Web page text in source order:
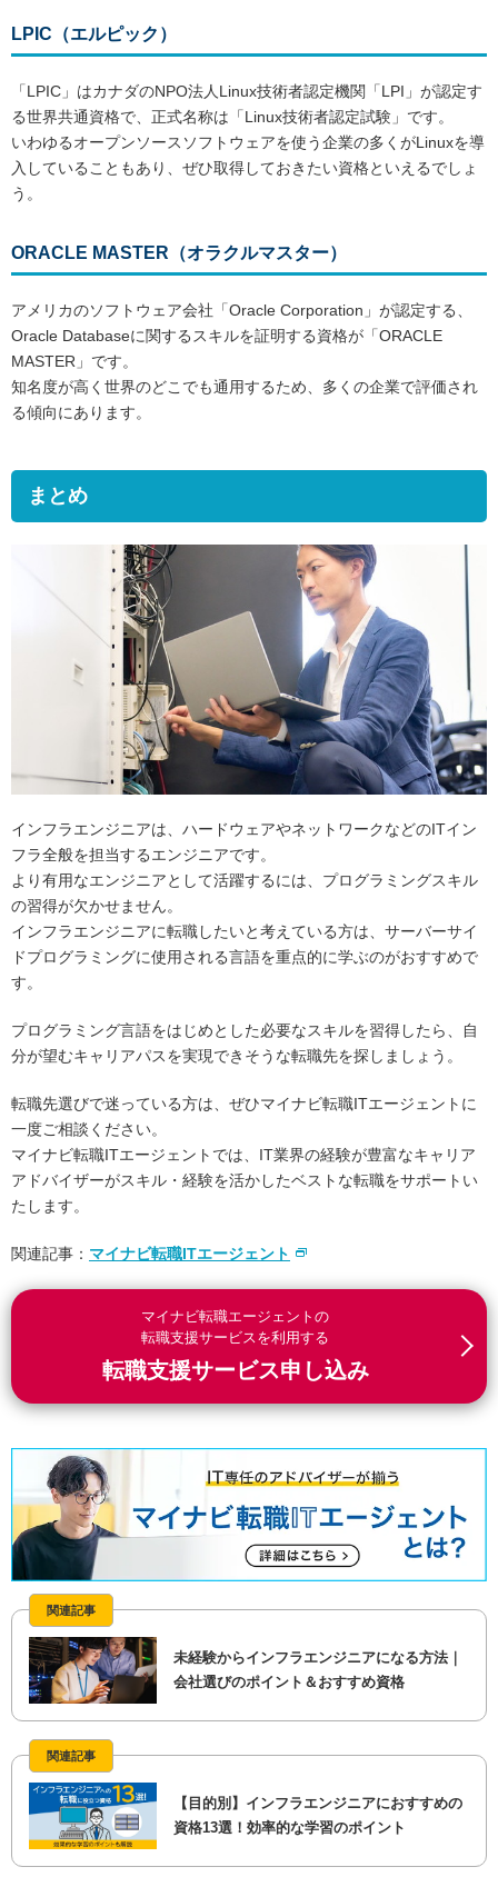
LPIC（エルピック）
「LPIC」はカナダのNPO法人Linux技術者認定機関「LPI」が認定す
る世界共通資格で、正式名称は「Linux技術者認定試験」です。
いわゆるオープンソースソフトウェアを使う企業の多くがLinuxを導
入していることもあり、ぜひ取得しておきたい資格といえるでしょ
う。
ORACLE MASTER（オラクルマスター）
アメリカのソフトウェア会社「Oracle Corporation」が認定する、
Oracle Databaseに関するスキルを証明する資格が「ORACLE
MASTER」です。
知名度が高く世界のどこでも通用するため、多くの企業で評価され
る傾向にあります。
まとめ
インフラエンジニアは、ハードウェアやネットワークなどのITイン
フラ全般を担当するエンジニアです。
より有用なエンジニアとして活躍するには、プログラミングスキル
の習得が欠かせません。
インフラエンジニアに転職したいと考えている方は、サーバーサイ
ドプログラミングに使用される言語を重点的に学ぶのがおすすめで
す。
プログラミング言語をはじめとした必要なスキルを習得したら、自
分が望むキャリアパスを実現できそうな転職先を探しましょう。
転職先選びで迷っている方は、ぜひマイナビ転職ITエージェントに
一度ご相談ください。
マイナビ転職ITエージェントでは、IT業界の経験が豊富なキャリア
アドバイザーがスキル・経験を活かしたベストな転職をサポートい
たします。
関連記事： マイナビ転職ITエージェント
マイナビ転職エージェントの
転職支援サービスを利用する
転職支援サービス申し込み
関連記事
未経験からインフラエンジニアになる方法｜
会社選びのポイント＆おすすめ資格
関連記事
【目的別】インフラエンジニアにおすすめの
資格13選！効率的な学習のポイント